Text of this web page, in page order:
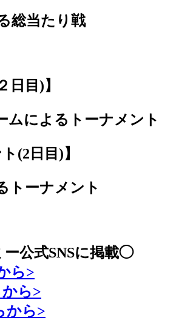
総当たり戦
日目)】
ムによるトーナメント
(2日目)】
トーナメント
公式SNSに掲載◯
ら>
ら>
から>